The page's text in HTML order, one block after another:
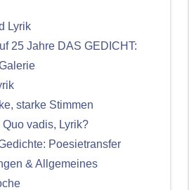
Lyrik
25 Jahre DAS GEDICHT:
starke Stimmen
Quo vadis, Lyrik?
Poesietransfer
& Allgemeines